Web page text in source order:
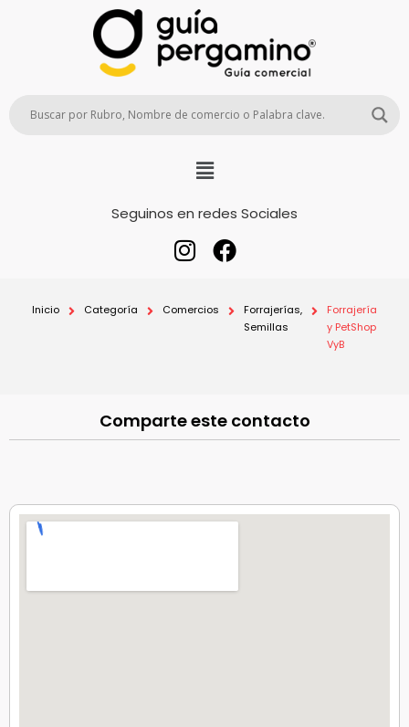
Seguinos en redes Sociales
Inicio Categoría Comercios
Forrajerías,
Semillas
Forrajería
y PetShop
VyB
Comparte este contacto